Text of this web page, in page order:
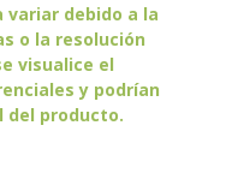
debido a la
o la resolución
visualice el
y podrían
del producto.